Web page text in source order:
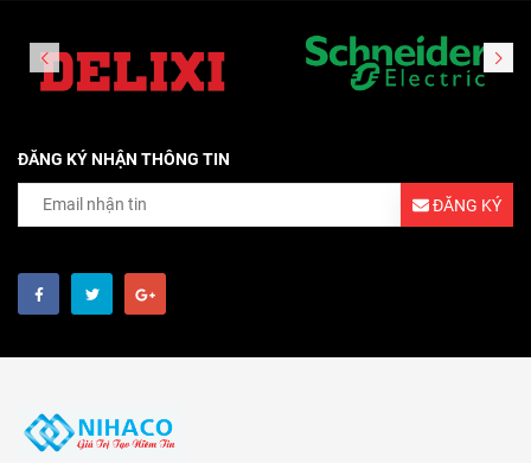
ĐĂNG KÝ NHẬN THÔNG TIN
ĐĂNG KÝ